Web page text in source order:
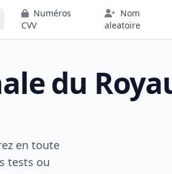
Numéros
CVV
Nom
aleatoire
du
en toute
tests ou